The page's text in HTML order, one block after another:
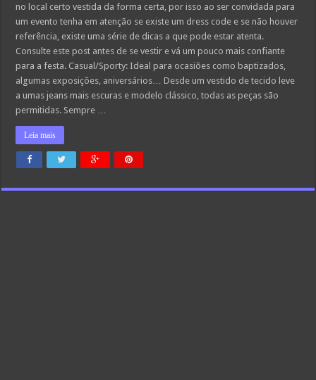
no local certo vestida da forma certa, por isso ao ser convidada para
um evento tenha em atenção se existe um dress code e se não houver
referência, existe uma série de dicas a que pode estar atenta.
Consulte este post antes de se vestir e vá um pouco mais confiante
para a festa. Casual/Sporty: Ideal para ocasiões como baptizados,
algumas exposições, aniversários… Desde um vestido de tecido leve
a umas jeans mais escuras e modelo clássico, todas as peças são
permitidas. Sempre …
Leia mais